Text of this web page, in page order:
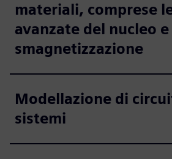
materiali, comprese
avanzate del nucleo e
smagnetizzazione
Modellazione di
sistemi